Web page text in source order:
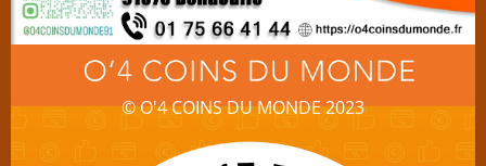
© O'4 COINS DU MONDE 2023